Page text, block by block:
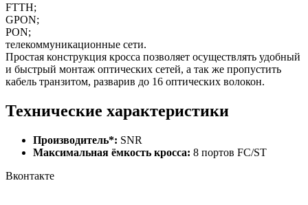
FTTH;
GPON;
PON;
телекоммуникационные сети.
Простая конструкция кросса позволяет осуществлять удобный
и быстрый монтаж оптических сетей, а так же пропустить
кабель транзитом, разварив до 16 оптических волокон.
Технические характеристики
Производитель*: SNR
Максимальная ёмкость кросса: 8 портов FC/ST
Вконтакте